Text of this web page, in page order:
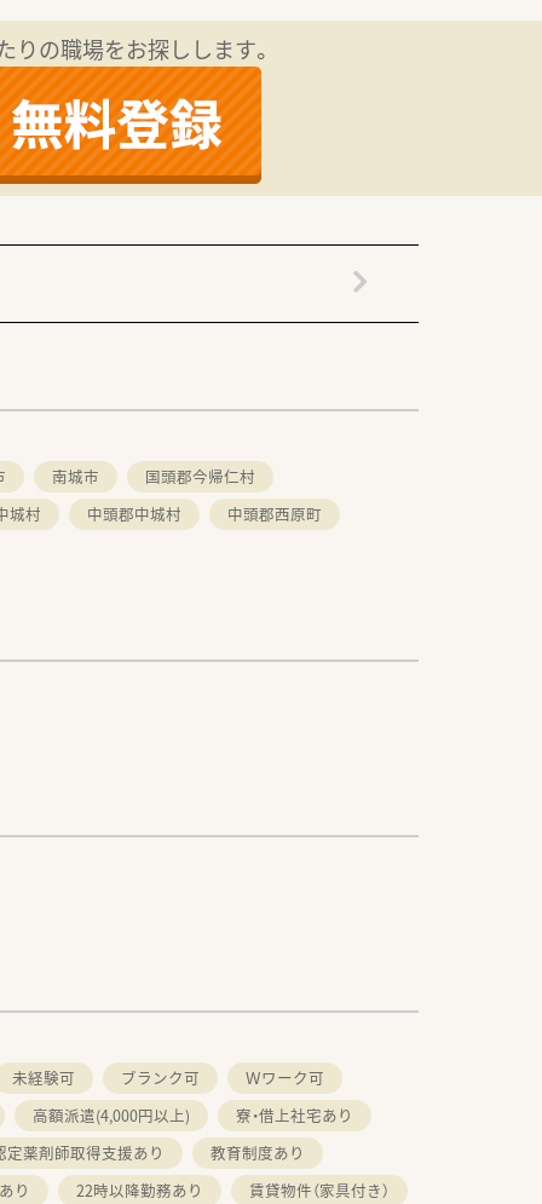
連携に注力しています。
な経営が強みです。
開も行っています。
正当に反映します。
軟に相談に応じます。
にも安心して備えられます。
の職場をお探しします。
南城市
国頭郡今帰仁村
城村 中頭郡中城村
中頭郡西原町
未経験可 ブランク可
Ｗワーク可
高額派遣(4,000円以上)
寮・借上社宅あり
定薬剤師取得支援あり
教育制度あり
り 22時以降勤務あり
賃貸物件（家具付き）